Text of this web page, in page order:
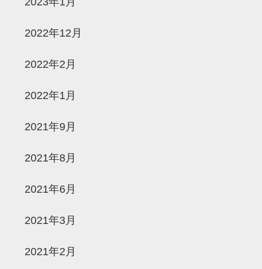
2022年12月
2022年2月
2022年1月
2021年9月
2021年8月
2021年6月
2021年3月
2021年2月